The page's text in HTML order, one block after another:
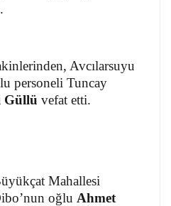
Avcılarsuyu
personeli Tuncay
Güllü vefat etti.
Mahallesi
oğlu Ahmet